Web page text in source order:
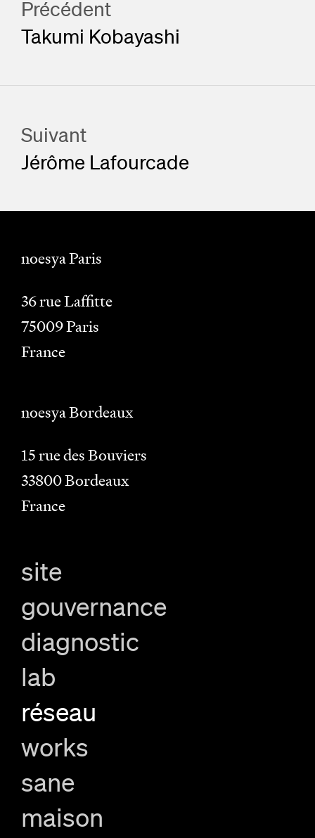
Précédent
Takumi Kobayashi
Suivant
Jérôme Lafourcade
noesya Paris
36 rue Laffitte
75009Paris
France
noesya Bordeaux
15 rue des Bouviers
33800Bordeaux
France
site
gouvernance
diagnostic
lab
réseau
works
sane
maison